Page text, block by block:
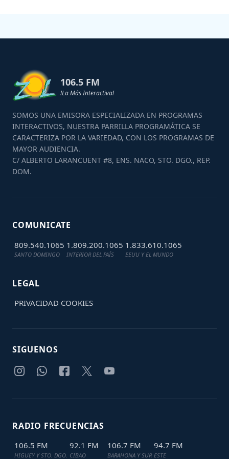
106.5 FM
!La Más Interactiva!
SOMOS UNA EMISORA ESPECIALIZADA EN PROGRAMAS
INTERACTIVOS, NUESTRA PARRILLA PROGRAMÁTICA SE
CARACTERIZA POR LA VARIEDAD, CON LOS PROGRAMAS DE
MAYOR AUDIENCIA.
C/ ALBERTO LARANCUENT #8, ENS. NACO, STO. DGO., REP.
DOM.
COMUNICATE
809.540.1065
SANTO DOMINGO
1.809.200.1065
INTERIOR DEL PAÍS
1.833.610.1065
EEUU Y EL MUNDO
LEGAL
PRIVACIDAD COOKIES
SIGUENOS
RADIO FRECUENCIAS
106.5 FM
HIGUEY Y STO. DGO.
92.1 FM
CIBAO
106.7 FM
BARAHONA Y SUR
94.7 FM
ESTE